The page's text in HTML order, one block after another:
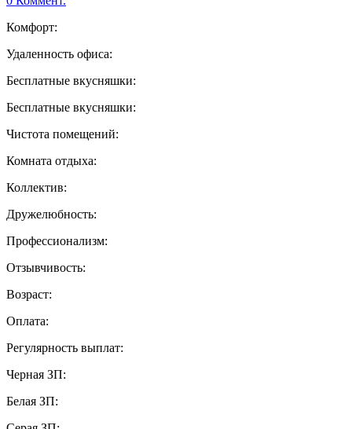
Комфорт:
Удаленность офиса:
Бесплатные вкусняшки:
Бесплатные вкусняшки:
Чистота помещений:
Комната отдыха:
Коллектив:
Дружелюбность:
Профессионализм:
Отзывчивость:
Возраст:
Оплата:
Регулярность выплат:
Черная ЗП:
Белая ЗП: